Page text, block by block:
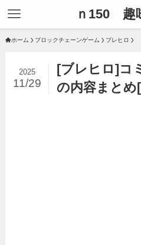
ｎ150 趣
ホーム ブロックチェーンゲーム ブレヒロ
[ブレヒロ]コ
の内容まとめ
2025
11/29